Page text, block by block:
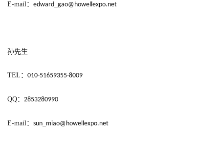
E-mail： edward_gao@howellexpo.net
孙先生
TEL ： 010-51659355-8009
QQ： 2853280990
E-mail： sun_miao@howellexpo.net